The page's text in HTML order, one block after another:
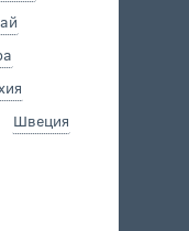
Швеция